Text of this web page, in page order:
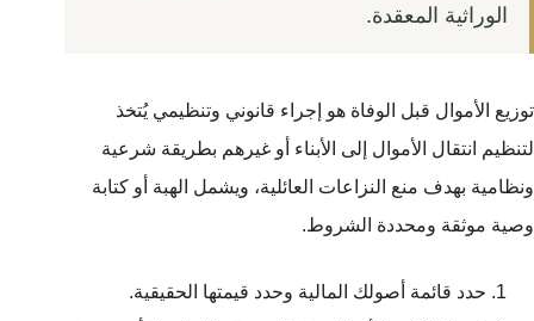
الوراثية المعقدة.
توزيع الأموال قبل الوفاة هو إجراء قانوني وتنظيمي يُتخذ
لتنظيم انتقال الأموال إلى الأبناء أو غيرهم بطريقة شرعية
ونظامية بهدف منع النزاعات العائلية، ويشمل الهبة أو كتابة
وصية موثقة ومحددة الشروط.
حدد قائمة أصولك المالية وحدد قيمتها الحقيقية.